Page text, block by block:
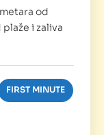
od
i zaliva
FIRST MINUTE